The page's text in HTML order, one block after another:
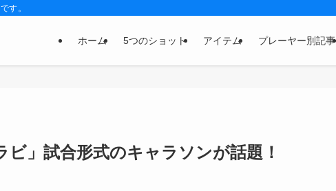
す。
ホーム 5つのショット アイテム プレーヤー別記事
」試合形式のキャラソンが話題！